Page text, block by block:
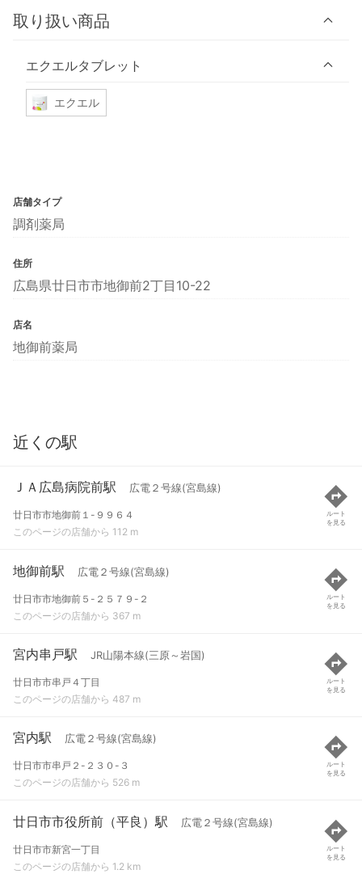
取り扱い商品
エクエルタブレット
エクエル
店舗タイプ
調剤薬局
住所
広島県廿日市市地御前2丁目10-22
店名
地御前薬局
近くの駅
ＪＡ広島病院前駅 広電２号線(宮島線)
廿日市市地御前１-９９６４
このページの店舗から 112 m
ルート
を見る
地御前駅 広電２号線(宮島線)
廿日市市地御前５-２５７９-２
このページの店舗から 367 m
ルート
を見る
宮内串戸駅 JR山陽本線(三原～岩国)
廿日市市串戸４丁目
このページの店舗から 487 m
ルート
を見る
宮内駅 広電２号線(宮島線)
廿日市市串戸２-２３０-３
このページの店舗から 526 m
ルート
を見る
廿日市市役所前（平良）駅 広電２号線(宮島線)
廿日市市新宮一丁目
このページの店舗から 1.2 km
ルート
を見る